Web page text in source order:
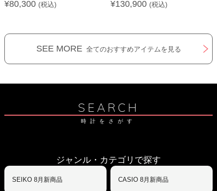
¥80,300 (税込) ¥130,900 (税込)
SEE MORE 全てのおすすめアイテムを見る
SEARCH
時計をさがす
ジャンル・カテゴリで探す
SEIKO 8月新商品 CASIO 8月新商品